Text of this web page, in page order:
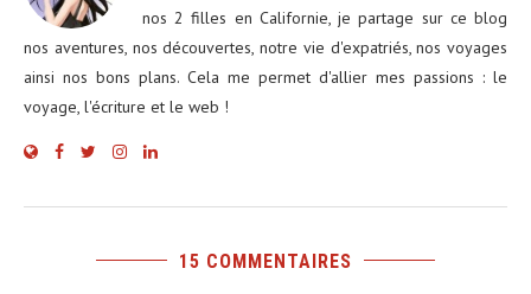
nos 2 filles en Californie, je partage sur ce blog
nos aventures, nos découvertes, notre vie d'expatriés, nos voyages
ainsi nos bons plans. Cela me permet d'allier mes passions : le
voyage, l'écriture et le web !
15 COMMENTAIRES